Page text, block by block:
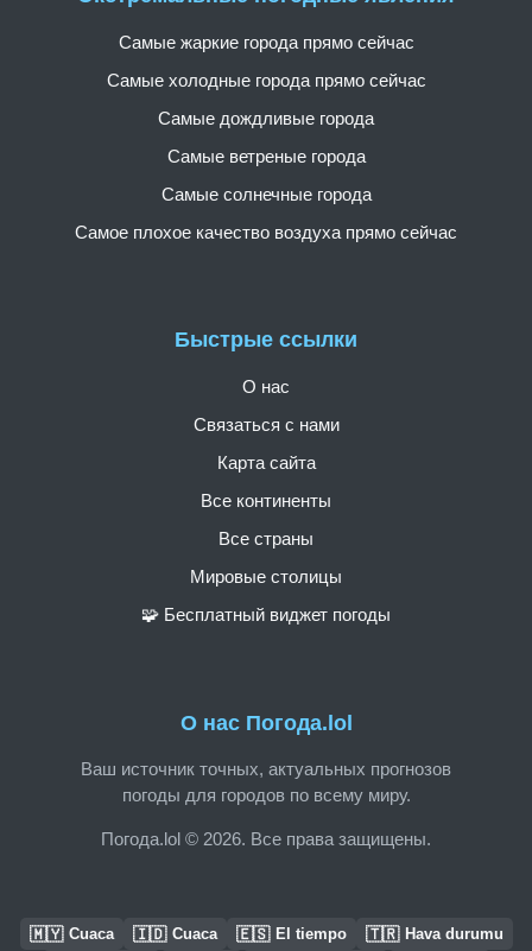
О нас Погода.lol
Ваш источник точных, актуальных прогнозов
погоды для городов по всему миру.
Погода.lol © 2026. Все права защищены.
Быстрые ссылки
О нас
Связаться с нами
Карта сайта
Все континенты
Все страны
Мировые столицы
🧩 Бесплатный виджет погоды
Самые жаркие города прямо сейчас
Самые холодные города прямо сейчас
Самые дождливые города
Самые ветреные города
Самые солнечные города
Самое плохое качество воздуха прямо сейчас
🇲🇾 Cuaca 🇮🇩 Cuaca 🇪🇸 El tiempo 🇹🇷 Hava durumu